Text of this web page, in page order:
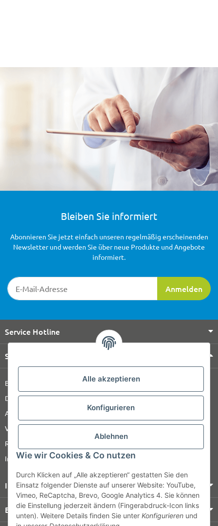
Alle akzeptieren
Konfigurieren
Ablehnen
Wie wir Cookies & Co nutzen
Durch Klicken auf „Alle akzeptieren“ gestatten Sie den
Einsatz folgender Dienste auf unserer Website: YouTube,
Vimeo, ReCaptcha, Brevo, Google Analytics 4. Sie können
die Einstellung jederzeit ändern (Fingerabdruck-Icon links
unten). Weitere Details finden Sie unter Konfigurieren und
Bleiben Sie informiert
Newsletter-Registrierung
Anmelden
Abonnieren Sie jetzt einfach unseren regelmäßig erscheinenden
Newsletter und werden Sie über neue Produkte und Angebote
informiert.
Service Hotline
Shop Service
Barrierefreiheitserklärung
Datenschutz
AGB
Versandinformationen
Retour
Impressum
Informationen
Bezahlung & Versand